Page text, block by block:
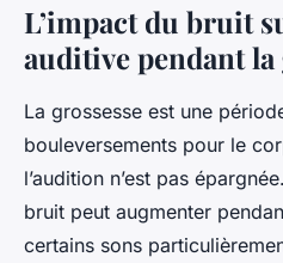
L’impact du bruit
auditive pendant la
La grossesse est une
bouleversements pour le
l’audition n’est pas
bruit peut augmenter
certains sons